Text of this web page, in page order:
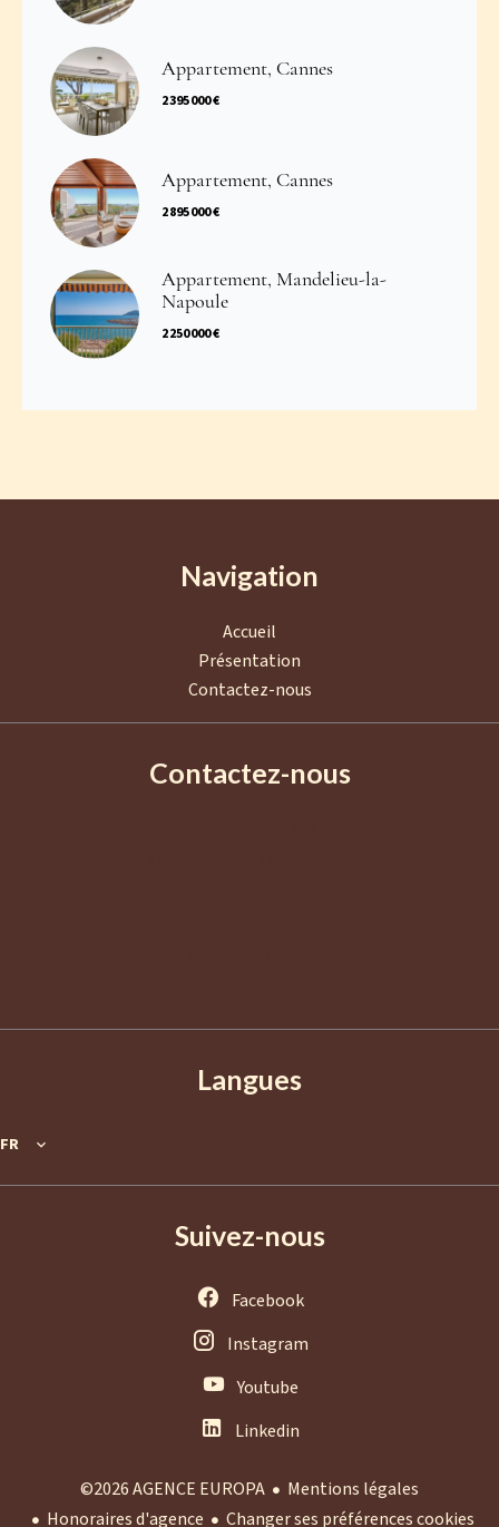
Appartement, Cannes
2 395 000 €
Appartement, Cannes
2 895 000 €
Appartement, Mandelieu-la-
Napoule
2 250 000 €
Navigation
Accueil
Présentation
Contactez-nous
Contactez-nous
Langues
FR
Suivez-nous
Facebook
Instagram
Youtube
Linkedin
©2026 AGENCE EUROPA
Mentions légales
Honoraires d'agence
Changer ses préférences cookies